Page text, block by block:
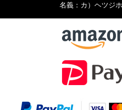
名義：カ）ヘツジ